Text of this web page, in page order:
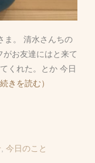
ま。 清水さんちの
お友達にはと来て
くれた。とか 今日
きを読む）
今日のこと